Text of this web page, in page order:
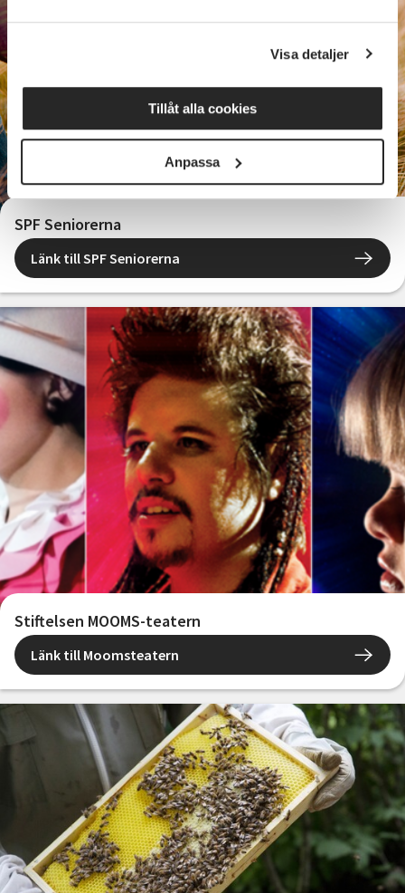
Visa detaljer
Tillåt alla cookies
Anpassa
SPF Seniorerna
Länk till SPF Seniorerna
Stiftelsen MOOMS-teatern
Länk till Moomsteatern